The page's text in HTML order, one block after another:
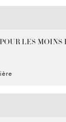
LES MOINS